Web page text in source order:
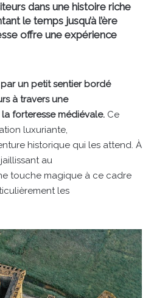
dans une histoire riche
le temps jusqu’à l’ère
offre une expérience
par un petit sentier bordé
à travers une
forteresse médiévale. Ce
luxuriante,
historique qui les attend. À
au
touche magique à ce cadre
les